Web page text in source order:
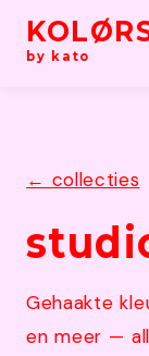
by kato
← collecties
Gehaakte
en meer —